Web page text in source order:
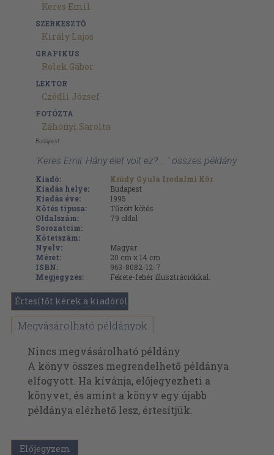
Keres Emil
SZERKESZTŐ
Király Lajos
GRAFIKUS
Rolek Gábor
LEKTOR
Czédli József
FOTÓZTA
Záhonyi Sarolta
Budapest
'Keres Emil: Hány élet volt ez?... ' összes példány
Kiadó:
Krúdy Gyula Irodalmi Kör
Kiadás helye:
Budapest
Kiadás éve:
1995
Kötés típusa:
Tűzött kötés
Oldalszám:
79 oldal
Sorozatcím:
Kötetszám:
Nyelv:
Magyar
Méret:
20 cm x 14 cm
ISBN:
963-8082-12-7
Megjegyzés:
Fekete-fehér illusztrációkkal.
Értesítőt kérek a kiadóról
Megvásárolható példányok
Nincs megvásárolható példány
A könyv összes megrendelhető példánya
elfogyott. Ha kívánja, előjegyezheti a
könyvet, és amint a könyv egy újabb
példánya elérhető lesz, értesítjük.
Előjegyzem